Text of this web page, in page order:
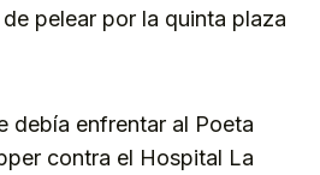
pelear por la quinta plaza
debía enfrentar al Poeta
contra el Hospital La